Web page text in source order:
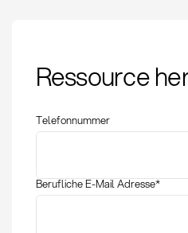
und
Ressource
Telefonnummer
Berufliche E-Mail Adresse*